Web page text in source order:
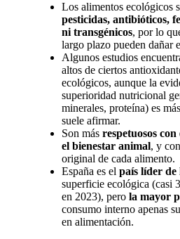
Los alimentos ecológicos
pesticidas, antibióticos,
ni transgénicos, por lo
largo plazo pueden dañar
Algunos estudios
altos de ciertos
ecológicos, aunque la
superioridad nutricional
minerales, proteína) es
suele afirmar.
Son más respetuosos
el bienestar animal, y
original de cada alimento.
España es el país líder
superficie ecológica (casi
en 2023), pero la mayor
consumo interno apenas
en alimentación.